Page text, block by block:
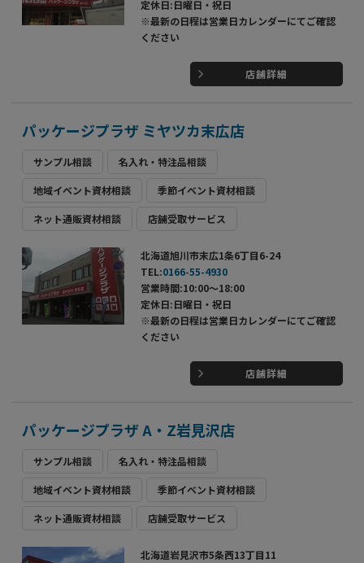
定休日:日曜日・祝日
※最新の日程は営業日カレンダーにてご確認
ください
店舗詳細
パッケージプラザ ミヤツカ末広店
サンプル相談 名入れ・特注品相談
地域イベント資材相談 季節イベント資材相談
ネット通販資材相談 店舗受取サービス
北海道旭川市末広1条6丁目6-24
TEL:0166-55-4930
営業時間:10:00～18:00
定休日:日曜日・祝日
※最新の日程は営業日カレンダーにてご確認
ください
店舗詳細
パッケージプラザ A・Z岩見沢店
サンプル相談 名入れ・特注品相談
地域イベント資材相談 季節イベント資材相談
ネット通販資材相談 店舗受取サービス
北海道岩見沢市5条西13丁目11